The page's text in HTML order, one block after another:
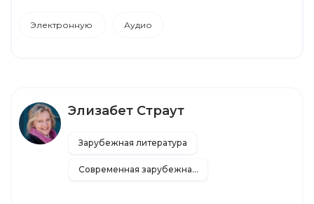
Электронную Аудио
Элизабет Страут
Зарубежная литература
Современная зарубежная литература